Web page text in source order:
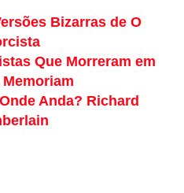
Bizarras de O
Que Morreram em
Memoriam
Anda? Richard